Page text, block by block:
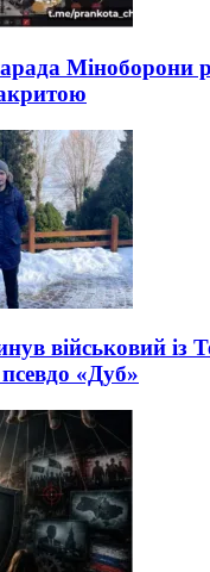
Міноборони
військовий із
«Дуб»